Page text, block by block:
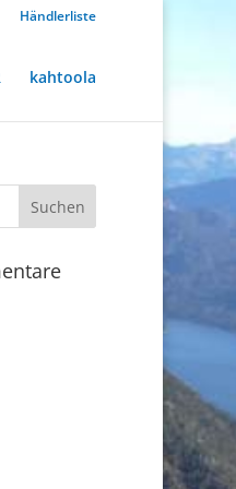
Händlerliste
kahtoola